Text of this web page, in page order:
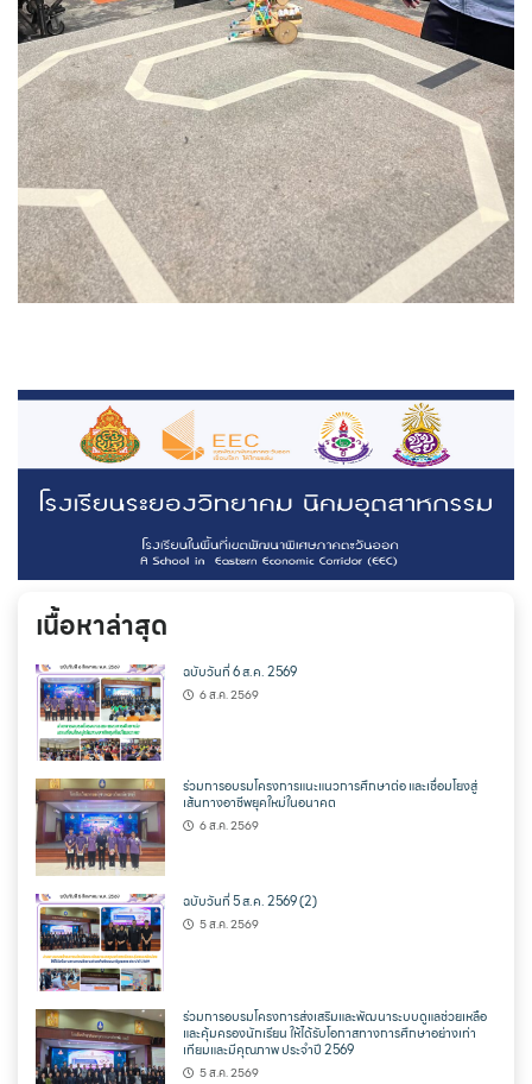
เนื้อหาล่าสุด
ฉบับวันที่ 6 ส.ค. 2569
6 ส.ค. 2569
ร่วมการอบรมโครงการแนะแนวการศึกษาต่อ และเชื่อมโยงสู่
เส้นทางอาชีพยุคใหม่ในอนาคต
6 ส.ค. 2569
ฉบับวันที่ 5 ส.ค. 2569 (2)
5 ส.ค. 2569
ร่วมการอบรมโครงการส่งเสริมและพัฒนาระบบดูแลช่วยเหลือ
และคุ้มครองนักเรียน ให้ได้รับโอกาสทางการศึกษาอย่างเท่า
เทียมและมีคุณภาพ ประจำปี 2569
5 ส.ค. 2569